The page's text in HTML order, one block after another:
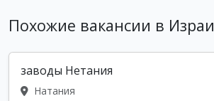
Похожие вакансии в
заводы Нетания
Натания